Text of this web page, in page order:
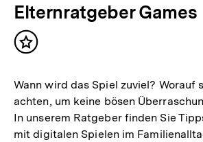
Elternratgeber Games
Inhalt
Wann wird das Spiel zuviel? Worauf
achten, um keine bösen
In unserem Ratgeber finden Sie
mit digitalen Spielen im